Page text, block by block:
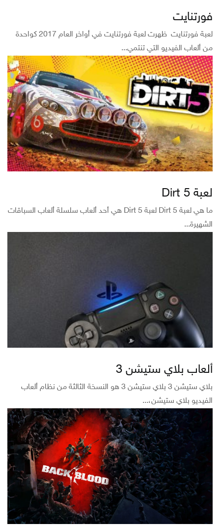
فورتنايت
لعبة فورتنايت ظهرت لعبة فورتنايت في أواخر العام 2017 كواحدة
من ألعاب الفيديو التي تنتمي...
لعبة Dirt 5
ما هي لعبة Dirt 5 لعبة Dirt 5 هي أحد ألعاب سلسلة ألعاب السباقات
الشهيرة...
ألعاب بلاي ستيشن 3
بلاي ستيشن 3 بلاي‌ ستيشن 3 هو النسخة الثالثة من نظام ألعاب
الفيديو بلاي‌ ستيشن،...